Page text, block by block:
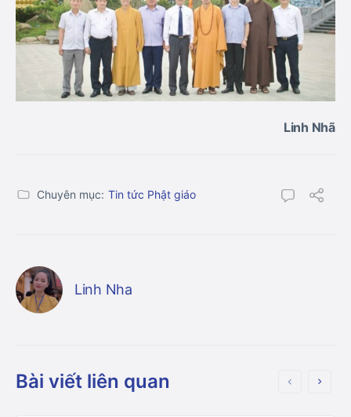
Linh Nhã
Chuyên mục: Tin tức Phật giáo
Linh Nha
Bài viết liên quan